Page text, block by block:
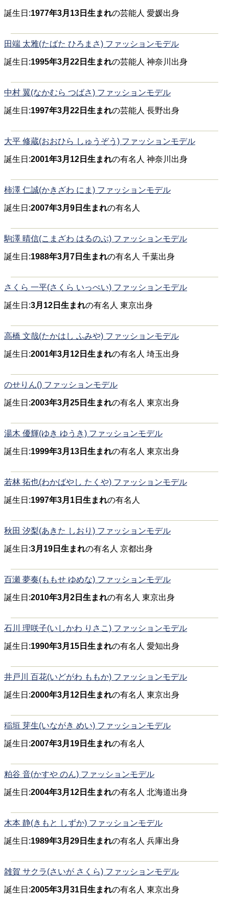
誕生日:1977年3月13日生まれの芸能人 愛媛出身
田端 太雅(たばた ひろまさ) ファッションモデル
誕生日:1995年3月22日生まれの芸能人 神奈川出身
中村 翼(なかむら つばさ) ファッションモデル
誕生日:1997年3月22日生まれの芸能人 長野出身
大平 修蔵(おおひら しゅうぞう) ファッションモデル
誕生日:2001年3月12日生まれの有名人 神奈川出身
柿澤 仁誠(かきざわ にま) ファッションモデル
誕生日:2007年3月9日生まれの有名人
駒澤 晴信(こまざわ はるのぶ) ファッションモデル
誕生日:1988年3月7日生まれの有名人 千葉出身
さくら 一平(さくら いっぺい) ファッションモデル
誕生日:3月12日生まれの有名人 東京出身
高橋 文哉(たかはし ふみや) ファッションモデル
誕生日:2001年3月12日生まれの有名人 埼玉出身
のせりん() ファッションモデル
誕生日:2003年3月25日生まれの有名人 東京出身
湯木 優輝(ゆき ゆうき) ファッションモデル
誕生日:1999年3月13日生まれの有名人 東京出身
若林 拓也(わかばやし たくや) ファッションモデル
誕生日:1997年3月1日生まれの有名人
秋田 汐梨(あきた しおり) ファッションモデル
誕生日:3月19日生まれの有名人 京都出身
百瀬 夢奏(ももせ ゆめな) ファッションモデル
誕生日:2010年3月2日生まれの有名人 東京出身
石川 理咲子(いしかわ りさこ) ファッションモデル
誕生日:1990年3月15日生まれの有名人 愛知出身
井戸川 百花(いどがわ ももか) ファッションモデル
誕生日:2000年3月12日生まれの有名人 東京出身
稲垣 芽生(いながき めい) ファッションモデル
誕生日:2007年3月19日生まれの有名人
粕谷 音(かすや のん) ファッションモデル
誕生日:2004年3月12日生まれの有名人 北海道出身
木本 静(きもと しずか) ファッションモデル
誕生日:1989年3月29日生まれの有名人 兵庫出身
雑賀 サクラ(さいが さくら) ファッションモデル
誕生日:2005年3月31日生まれの有名人 東京出身